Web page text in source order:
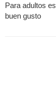
Para adultos
buen gusto